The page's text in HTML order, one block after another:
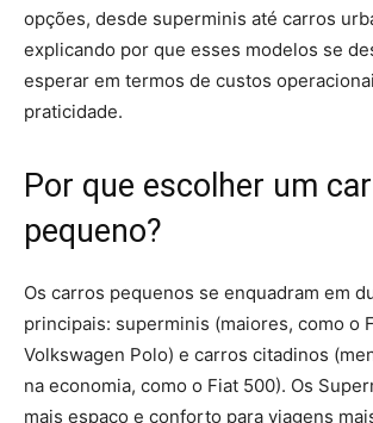
opções, desde superminis até carros
explicando por que esses modelos se
esperar em termos de custos
praticidade.
Por que escolher um
pequeno?
Os carros pequenos se enquadram em
principais: superminis (maiores, como o
Volkswagen Polo) e carros citadinos
na economia, como o Fiat 500). Os
mais espaço e conforto para viagens